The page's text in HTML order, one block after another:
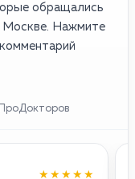
обращались
Москве. Нажмите
ПроДокторов
★★★★★